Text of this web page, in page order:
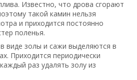
Известно, что дрова сгорают
такой камин нельзя
и приходится постоянно
поленья.
виде золы и сажи выделяются в
Приходится периодически
раз удалять золу из